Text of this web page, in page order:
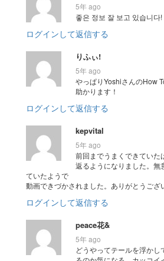
5年 ago
좋은 정보 잘 보고 있습니다!
ログインして返信する
りふぃ!
5年 ago
やっぱりYoshiさんのHow
助かります！
ログインして返信する
kepvital
5年 ago
前回までうまくできていた
返るようになりました。無
ていたようで
動画できづかされました。ありがとうござ
ログインして返信する
peace花&
5年 ago
どうやってテールを浮かし